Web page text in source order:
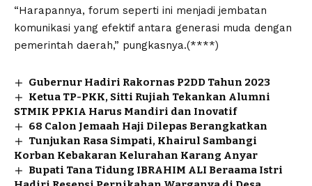
“Harapannya, forum seperti ini menjadi jembatan
komunikasi yang efektif antara generasi muda dengan
pemerintah daerah,” pungkasnya.(****)
Gubernur Hadiri Rakornas P2DD Tahun 2023
Ketua TP-PKK, Sitti Rujiah Tekankan Alumni
STMIK PPKIA Harus Mandiri dan Inovatif
68 Calon Jemaah Haji Dilepas Berangkatkan
Tunjukan Rasa Simpati, Khairul Sambangi
Korban Kebakaran Kelurahan Karang Anyar
Bupati Tana Tidung IBRAHIM ALI Beraama Istri